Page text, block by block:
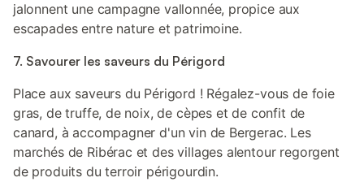
jalonnent une campagne vallonnée, propice aux
escapades entre nature et patrimoine.
7. Savourer les saveurs du Périgord
Place aux saveurs du Périgord ! Régalez-vous de foie
gras, de truffe, de noix, de cèpes et de confit de
canard, à accompagner d'un vin de Bergerac. Les
marchés de Ribérac et des villages alentour regorgent
de produits du terroir périgourdin.